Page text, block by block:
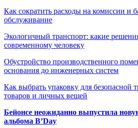
Как сократить расходы на комиссии и
обслуживание
Экологичный транспорт: какие
современному человеку
Обустройство производственного
основания до инженерных систем
Как выбрать упаковку для безопасной
товаров и личных вещей
Бейонсе неожиданно выпустила
альбома B’Day